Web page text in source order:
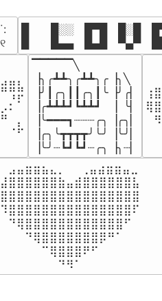
█  █░░ █▀█ █░█
█  █▄▄ █▄█ ▀▄▀
▔▔▔▔▔╲
▕╮╭┻┻╮╭┻┻╮╭▕╮╲
▕╯┃╭╮┃┃╭╮┃╰▕╯╭▏
▕╭┻┻┻┛┗┻┻┛  ▕  ╰▏
▕╰━━━┓┈┈┈╭╮▕╭╮▏
▕╭╮╰┳┳┳┳╯╰╯▕╰╯▏
▕╰╯┈┗┛┗┛┈╭╮▕╮┈▏
⠀⣠⣤⣶⣶⣦⣄⡀  ⠀⢀⣤⣴⣶⣶⣤⣀⠀
⣼⣿⣿⣿⣿⣿⣿⣷⣤⣾⣿⣿⣿⣿⣿⣿⣧
⣿⣿⣿⣿⣿⣿⣿⣿⣿⣿⣿⣿⣿⣿⣿⣿⣿
⠹⣿⣿⣿⣿⣿⣿⣿⣿⣿⣿⣿⣿⣿⣿⣿⠏
⠀⠙⢿⣿⣿⣿⣿⣿⣿⣿⣿⣿⣿⣿⣿⠋⠀
⠀⠀⠀⠙⢿⣿⣿⣿⣿⣿⣿⣿⡿⠛⠁⠀⠀
⠀⠀⠀⠀⠀⠉⢿⣿⣿⣿⠟⠋⠀⠀⠀⠀⠀